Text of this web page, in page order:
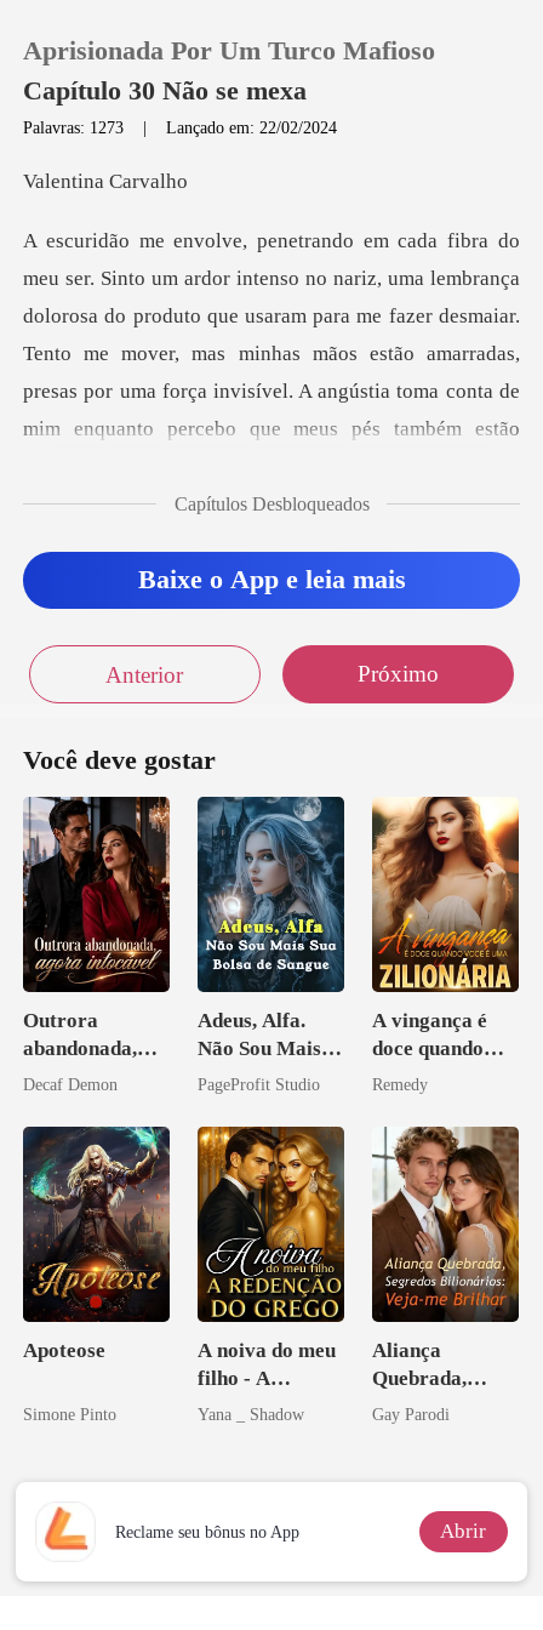
Loja
Histórico
Sair
Aprisionada Por Um Turco Mafioso
Capítulo 30 Não se mexa
Palavras: 1273 |Lançado em: 22/02/2024
ina Ca
olorosa do produto que usaram para me fazer desmaiar.
Tento me mover, mas minhas mãos estão amarradas,
presas
Capítulos Desbloqueados
Baixe o App e leia mais
Anterior Próximo
Você deve gostar
Outrora
abandonada,
agora intocável
Decaf Demon
Adeus, Alfa.
Não Sou Mais
Sua Bolsa de
PageProfit Studio
A vingança é
doce quando
você é uma
Remedy
Apoteose
Simone Pinto
A noiva do meu
filho - A
Redenção do
Yana _ Shadow
Aliança
Quebrada,
Segredos
Gay Parodi
Reclame seu bônus no App Abrir